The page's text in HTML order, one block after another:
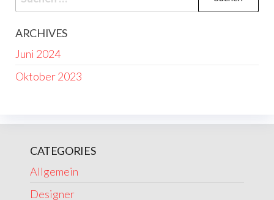
nach:
ARCHIVES
Juni 2024
Oktober 2023
CATEGORIES
Allgemein
Designer